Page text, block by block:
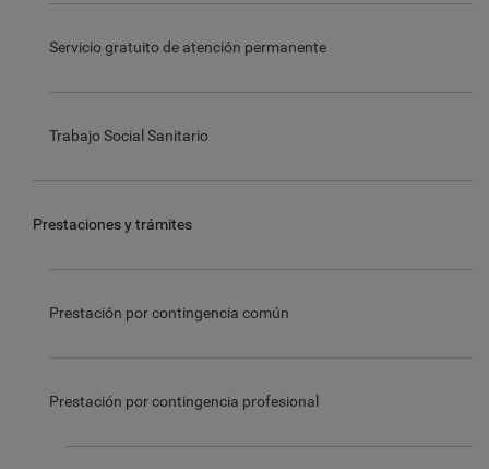
Servicio gratuito de atención permanente
Trabajo Social Sanitario
Prestaciones y trámites
Prestación por contingencia común
Prestación por contingencia profesional